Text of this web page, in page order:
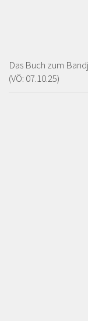
Das Buch zum
(VÖ: 07.10.25)